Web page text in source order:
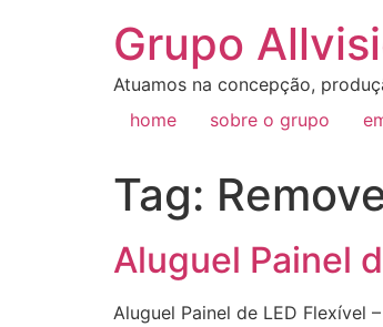
Grupo
Atuamos na concepção,
home
sobre o grupo
Tag:
Aluguel Painel
Aluguel Painel de LED Flexível